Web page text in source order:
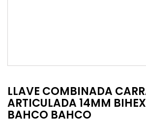
LLAVE COMBINADA
ARTICULADA 14MM
BAHCO BAHCO